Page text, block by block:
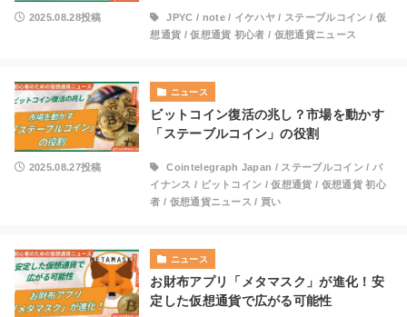
2025.08.28投稿 JPYC / note/ イケハヤ / ステーブルコイン / 仮
想通貨 /仮想通貨 初心者 / 仮想通貨ニュース
ニュース
ビットコイン復活の兆し？市場を動かす
「ステーブルコイン」の役割
2025.08.27投稿 Cointelegraph Japan / ステーブルコイン/ バ
イナンス / ビットコイン /仮想通貨 / 仮想通貨 初心
者 / 仮想通貨ニュース / 買い
ニュース
お財布アプリ「メタマスク」が進化！安
定した仮想通貨で広がる可能性